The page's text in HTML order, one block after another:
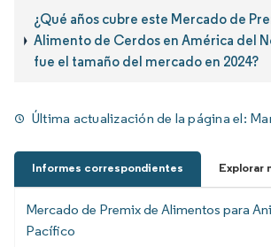
¿Qué años cubre este Mercado de
Alimento de Cerdos en América del
fue el tamaño del mercado en 2024?
Última actualización de la página el:
Informes correspondientes Explorar
Mercado de Premix de Alimentos para
Pacífico